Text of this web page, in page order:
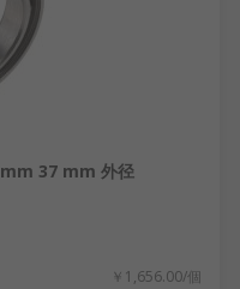
mm 37 mm 外径
￥1,656.00/個